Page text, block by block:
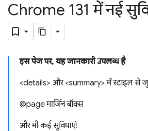
Chrome 131 में नई
इस पेज पर, यह जानकारी उपलब्ध है
<details> और <summary> में स्टाइल से
@page मार्जिन बॉक्स
और भी कई सुविधाएं!